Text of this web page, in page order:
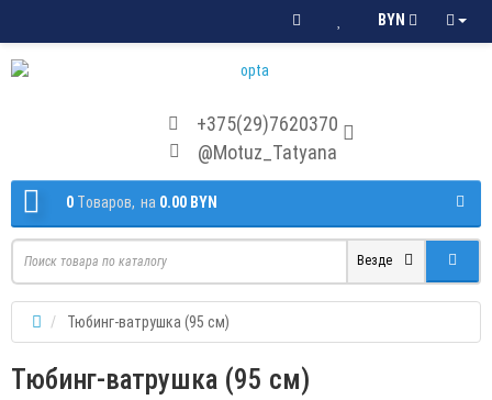
BYN
+375(29)7620370
@Motuz_Tatyana
0 Tоваров, на 0.00 BYN
Везде
Тюбинг-ватрушка (95 см)
Тюбинг-ватрушка (95 см)